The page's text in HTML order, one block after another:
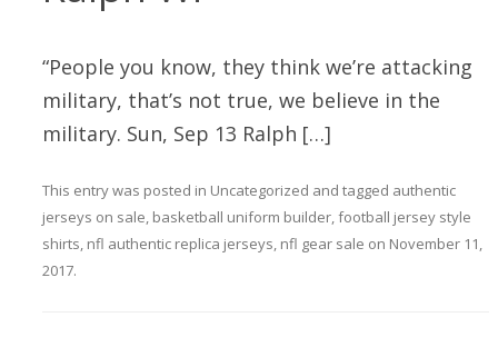
“People you know, they think we’re attacking
military, that’s not true, we believe in the
military. Sun, Sep 13 Ralph […]
This entry was posted in Uncategorized and tagged authentic
jerseys on sale, basketball uniform builder,football jersey style
shirts, nfl authentic replica jerseys, nfl gear sale on November 11,
2017.